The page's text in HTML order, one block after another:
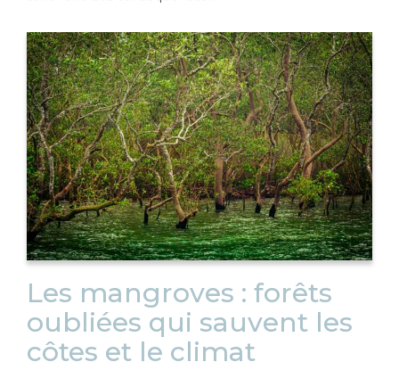
Les mangroves : forêts
oubliées qui sauvent les
côtes et le climat